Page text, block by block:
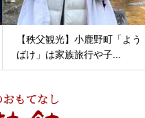
【秩父観光】小鹿野町「よう
ばけ」は家族旅行や子...